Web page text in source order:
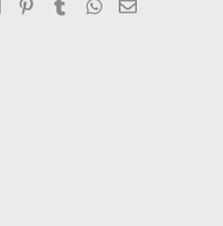
LinkedInPinterest
TumblrWhatsApp
E-posta